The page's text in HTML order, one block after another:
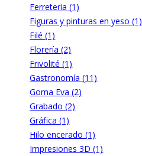
Ferreteria (1)
Figuras y pinturas en yeso (1)
Filé (1)
Florería (2)
Frivolité (1)
Gastronomía (11)
Goma Eva (2)
Grabado (2)
Gráfica (1)
Hilo encerado (1)
Impresiones 3D (1)